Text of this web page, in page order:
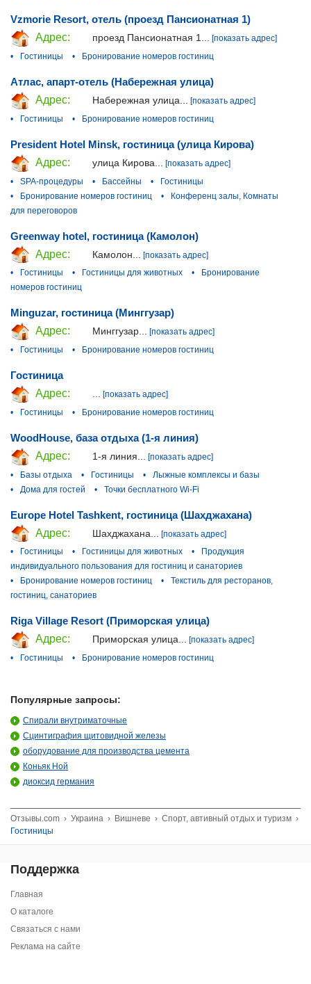
Vzmorie Resort, отель (проезд Пансионатная 1)
Адрес:
проезд Пансионатная 1... [показать адрес]
•
Гостиницы • Бронирование номеров гостиниц
Атлас, апарт-отель (Набережная улица)
Адрес:
Набережная улица...
[показать адрес]
•
Гостиницы • Бронирование номеров гостиниц
President Hotel Minsk, гостиница (улица Кирова)
Адрес:
улица Кирова...
[показать адрес]
•
SPA-процедуры • Бассейны •
Гостиницы
•
Бронирование номеров гостиниц •
Конференц залы, Комнаты
для переговоров
Greenway hotel, гостиница (Камолон)
Адрес:
Камолон...
[показать адрес]
•
Гостиницы • Гостиницы для животных •
Бронирование
номеров гостиниц
Minguzar, гостиница (Минггузар)
Адрес:
Минггузар... [показать адрес]
•
Гостиницы • Бронирование номеров гостиниц
Гостиница
Адрес:
[показать адрес]
•
Гостиницы • Бронирование номеров гостиниц
WoodHouse, база отдыха (1-я линия)
Адрес:
1-я линия...
[показать адрес]
•
Базы отдыха • Гостиницы •
Лыжные комплексы и базы
•
Дома для гостей • Точки бесплатного Wi-Fi
Europe Hotel Tashkent, гостиница (Шахджахана)
Адрес:
Шахджахана...
[показать адрес]
•
Гостиницы • Гостиницы для животных •
Продукция
индивидуального пользования для гостиниц и санаториев
•
Бронирование номеров гостиниц •
Текстиль для ресторанов,
гостиниц, санаториев
Riga Village Resort (Приморская улица)
Адрес:
Приморская улица... [показать адрес]
•
Гостиницы • Бронирование номеров гостиниц
Популярные запросы:
Спирали внутриматочные
Сцинтиграфия щитовидной железы
оборудование для производства цемента
Коньяк Ной
диоксид германия
Отзывы.com › Украина › Вишневе › Спорт, автивный отдых и туризм ›
Гостиницы
Поддержка
Главная
О каталоге
Связаться с нами
Реклама на сайте